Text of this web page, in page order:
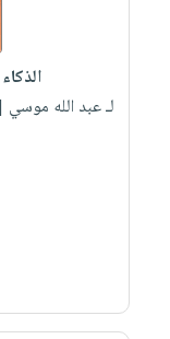
لـ عبد الله موسي